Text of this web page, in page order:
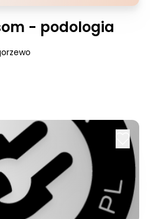
- podologia